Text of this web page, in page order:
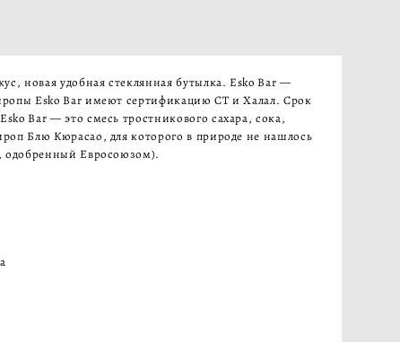
новая удобная стеклянная бутылка. Esko Bar —
Esko Bar имеют сертификацию СТ и Халал. Срок
Bar — это смесь тростникового сахара, сока,
Блю Кюрасао, для которого в природе не нашлось
краситель, одобренный Евросоюзом).